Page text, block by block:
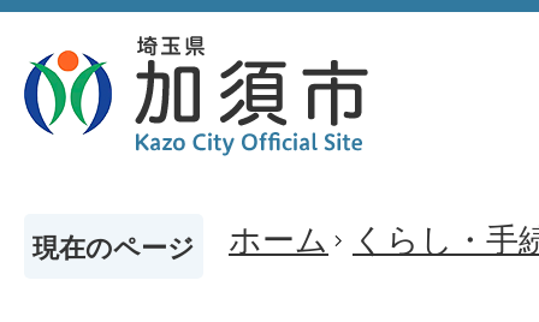
現在のページ ホーム くらし・手